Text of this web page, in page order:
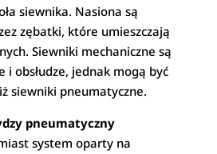
siewnika. Nasiona są
zębatki, które umieszczają
Siewniki mechaniczne są
i obsłudze, jednak mogą być
siewniki pneumatyczne.
pneumatyczny
system oparty na